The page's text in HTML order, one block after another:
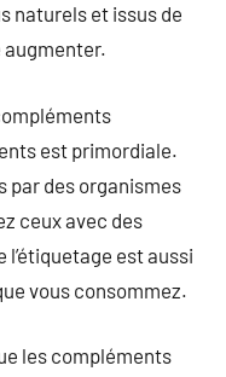
naturels et issus de
augmenter.
est primordiale.
par des organismes
ceux avec des
est aussi
vous consommez.
les compléments